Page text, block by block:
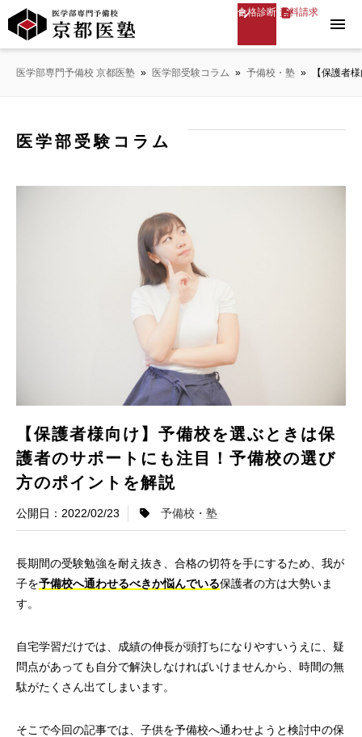
合格診断 資料請求
menu
医学部専門予備校 京都医塾 » 医学部受験コラム » 予備校・塾 » 【保護者
医学部受験コラム
【保護者様向け】予備校を選ぶときは保
護者のサポートにも注目！予備校の選び
方のポイントを解説
2022/02/23 予備校・塾
長期間の受験勉強を耐え抜き、合格の切符を手にするため、我が
子を予備校へ通わせるべきか悩んでいる保護者の方は大勢いま
す。
自宅学習だけでは、成績の伸長が頭打ちになりやすいうえに、疑
問点があっても自分で解決しなければいけませんから、時間の無
駄がたくさん出てしまいます。
そこで今回の記事では、子供を予備校へ通わせようと検討中の保